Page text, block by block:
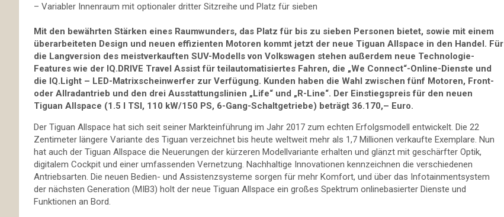
– Variabler Innenraum mit optionaler dritter Sitzreihe und Platz für sieben
Mit den bewährten Stärken eines Raumwunders, das Platz für bis zu sieben Personen bietet, sowie mit einem
überarbeiteten Design und neuen effizienten Motoren kommt jetzt der neue Tiguan Allspace in den Handel. Für
die Langversion des meistverkauften SUV-Modells von Volkswagen stehen außerdem neue Technologie-
Features wie der IQ.DRIVE Travel Assist für teilautomatisiertes Fahren, die „We Connect“-Online-Dienste und
die IQ.Light – LED-Matrixscheinwerfer zur Verfügung. Kunden haben die Wahl zwischen fünf Motoren, Front-
oder Allradantrieb und den drei Ausstattungslinien „Life“ und „R-Line“. Der Einstiegspreis für den neuen
Tiguan Allspace (1.5 l TSI, 110 kW/150 PS, 6-Gang-Schaltgetriebe) beträgt 36.170,– Euro.
Der Tiguan Allspace hat sich seit seiner Markteinführung im Jahr 2017 zum echten Erfolgsmodell entwickelt. Die 22
Zentimeter längere Variante des Tiguan verzeichnet bis heute weltweit mehr als 1,7 Millionen verkaufte Exemplare. Nun
hat auch der Tiguan Allspace die Neuerungen der kürzeren Modellvariante erhalten und glänzt mit geschärfter Optik,
digitalem Cockpit und einer umfassenden Vernetzung. Nachhaltige Innovationen kennzeichnen die verschiedenen
Antriebsarten. Die neuen Bedien- und Assistenzsysteme sorgen für mehr Komfort, und über das Infotainmentsystem
der nächsten Generation (MIB3) holt der neue Tiguan Allspace ein großes Spektrum onlinebasierter Dienste und
Funktionen an Bord.